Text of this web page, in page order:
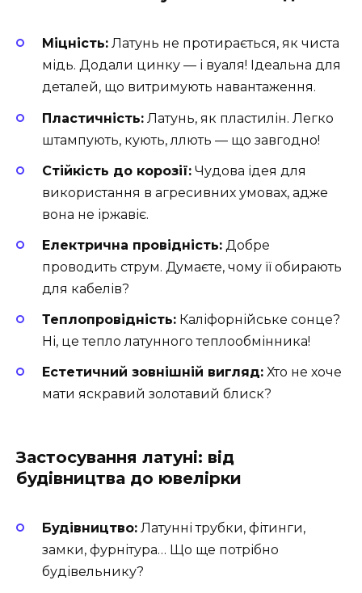
Міцність: Латунь не протирається, як чиста
мідь. Додали цинку — і вуаля! Ідеальна для
деталей, що витримують навантаження.
Пластичність: Латунь, як пластилін. Легко
штампують, кують, ллють — що завгодно!
Стійкість до корозії: Чудова ідея для
використання в агресивних умовах, адже
вона не іржавіє.
Електрична провідність: Добре
проводить струм. Думаєте, чому її обирають
для кабелів?
Теплопровідність: Каліфорнійське сонце?
Ні, це тепло латунного теплообмінника!
Естетичний зовнішній вигляд: Хто не хоче
мати яскравий золотавий блиск?
Застосування латуні: від
будівництва до ювелірки
Будівництво: Латунні трубки, фітинги,
замки, фурнітура… Що ще потрібно
будівельнику?